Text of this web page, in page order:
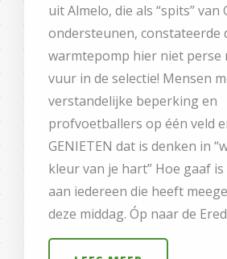
uit Almelo, die als “spits” van
ondersteunen, constateerde
warmtepomp hier niet perse
vuur in de selectie! Mensen
verstandelijke beperking en
profvoetballers op één veld
GENIETEN dat is denken in
kleur van je hart” Hoe gaaf
aan iedereen die heeft
deze middag. Óp naar de